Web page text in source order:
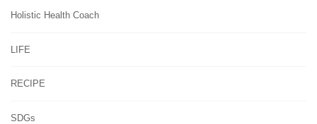
Holistic Health Coach
LIFE
RECIPE
SDGs